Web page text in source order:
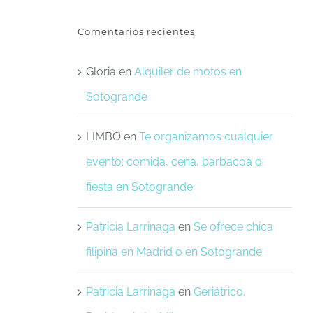
Comentarios recientes
Gloria en Alquiler de motos en
Sotogrande
LIMBOen Te organizamos cualquier
evento: comida, cena, barbacoa o
fiesta en Sotogrande
Patricia Larrinaga en Se ofrece chica
filipina en Madrid o en Sotogrande
Patricia Larrinaga en Geriátrico.